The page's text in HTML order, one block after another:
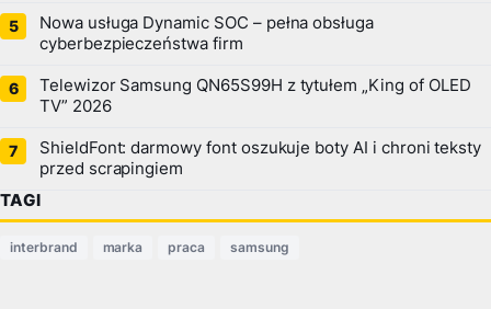
Nowa usługa Dynamic SOC – pełna obsługa
cyberbezpieczeństwa firm
Telewizor Samsung QN65S99H z tytułem „King of OLED
TV” 2026
ShieldFont: darmowy font oszukuje boty AI i chroni teksty
przed scrapingiem
TAGI
interbrand marka praca samsung